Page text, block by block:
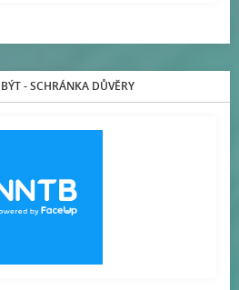
- SCHRÁNKA DŮVĚRY